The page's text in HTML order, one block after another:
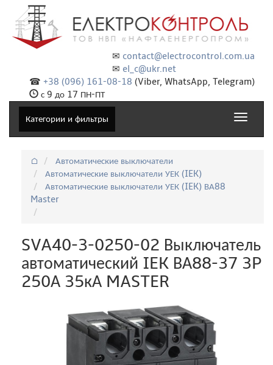
✉ contact@electrocontrol.com.ua
✉ el_c@ukr.net
☎ +38 (096) 161-08-18 (Viber, WhatsApp, Telegram)
с 9 до 17 ПН-ПТ
Категории и фильтры
Toggle
⌂
Автоматические выключатели
Автоматические выключатели УЕК (IEK)
Автоматические выключатели УЕК (IEK) ВА88
Master
SVA40-3-0250-02 Выключатель
автоматический IEK ВА88-37 3P
250А 35кА MASTER